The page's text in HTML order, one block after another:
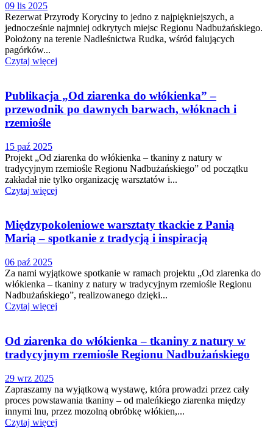
09 lis 2025
Rezerwat Przyrody Koryciny to jedno z najpiękniejszych, a
jednocześnie najmniej odkrytych miejsc Regionu Nadbużańskiego.
Położony na terenie Nadleśnictwa Rudka, wśród falujących
pagórków...
Czytaj więcej
Publikacja „Od ziarenka do włókienka” –
przewodnik po dawnych barwach, włóknach i
rzemiośle
15 paź 2025
Projekt „Od ziarenka do włókienka – tkaniny z natury w
tradycyjnym rzemiośle Regionu Nadbużańskiego” od początku
zakładał nie tylko organizację warsztatów i...
Czytaj więcej
Międzypokoleniowe warsztaty tkackie z Panią
Marią – spotkanie z tradycją i inspiracją
06 paź 2025
Za nami wyjątkowe spotkanie w ramach projektu „Od ziarenka do
włókienka – tkaniny z natury w tradycyjnym rzemiośle Regionu
Nadbużańskiego”, realizowanego dzięki...
Czytaj więcej
Od ziarenka do włókienka – tkaniny z natury w
tradycyjnym rzemiośle Regionu Nadbużańskiego
29 wrz 2025
Zapraszamy na wyjątkową wystawę, która prowadzi przez cały
proces powstawania tkaniny – od maleńkiego ziarenka między
innymi lnu, przez mozolną obróbkę włókien,...
Czytaj więcej